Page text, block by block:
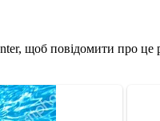
щоб повідомити про це